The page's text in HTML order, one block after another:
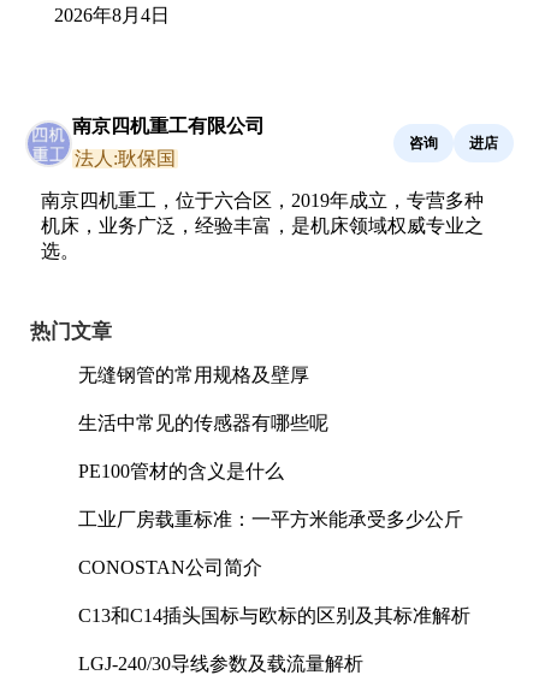
2026年8月4日
南京四机重工有限公司
法人:耿保国
咨询 进店
南京四机重工，位于六合区，2019年成立，专营多种
机床，业务广泛，经验丰富，是机床领域权威专业之
选。
热门文章
无缝钢管的常用规格及壁厚
生活中常见的传感器有哪些呢
PE100管材的含义是什么
工业厂房载重标准：一平方米能承受多少公斤
CONOSTAN公司简介
C13和C14插头国标与欧标的区别及其标准解析
LGJ-240/30导线参数及载流量解析